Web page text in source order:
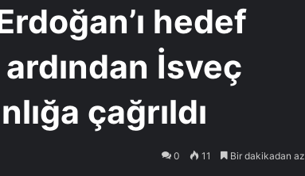
hedef
İsveç
çağrıldı
0 11 Bir dakikadan az